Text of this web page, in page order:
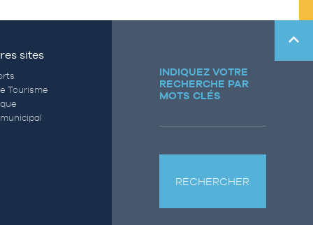
sites
Tourisme
INDIQUEZ VOTRE
RECHERCHE PAR
MOTS CLÉS
RECHERCHER